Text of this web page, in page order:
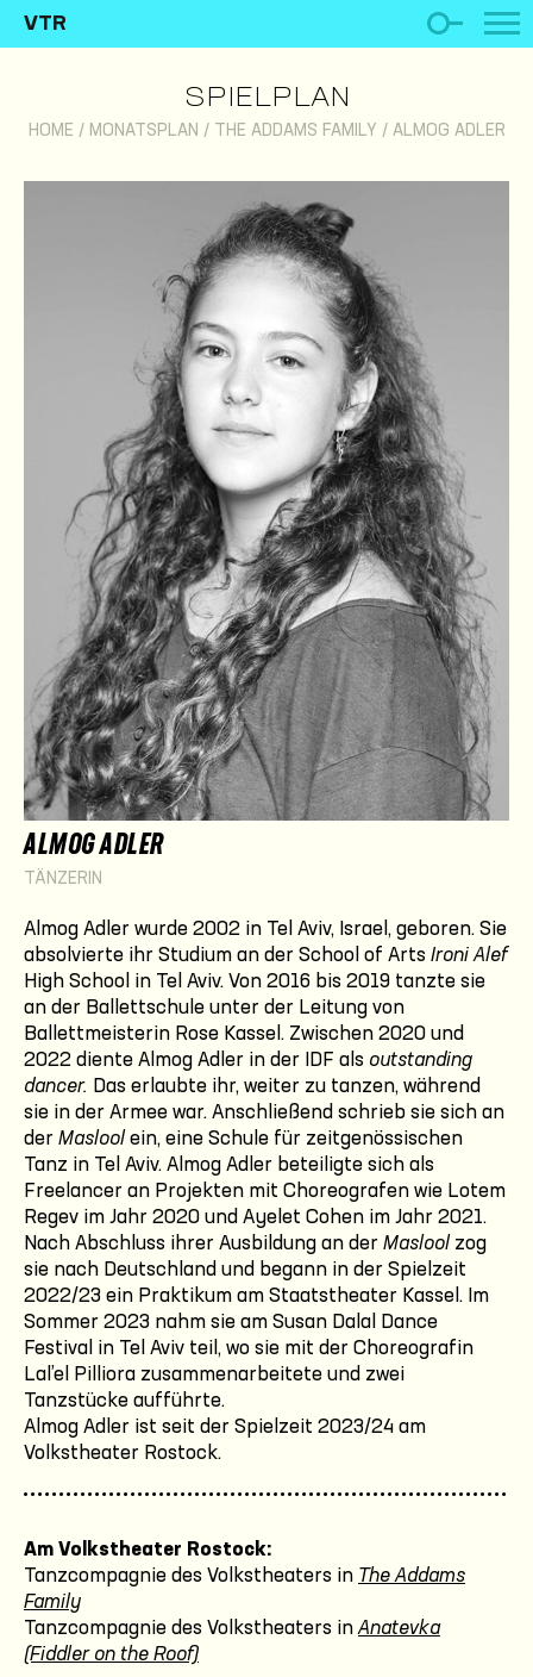
VTR
SPIELPLAN
HOME / MONATSPLAN / THE ADDAMS FAMILY / ALMOG ADLER
ALMOG ADLER
TÄNZERIN
Almog Adler wurde 2002 in Tel Aviv, Israel, geboren. Sie
absolvierte ihr Studium an der School of Arts Ironi Alef
High School in Tel Aviv. Von 2016 bis 2019 tanzte sie
an der Ballettschule unter der Leitung von
Ballettmeisterin Rose Kassel. Zwischen 2020 und
2022 diente Almog Adler in der IDF als outstanding
dancer. Das erlaubte ihr, weiter zu tanzen, während
sie in der Armee war. Anschließend schrieb sie sich an
der Maslool ein, eine Schule für zeitgenössischen
Tanz in Tel Aviv. Almog Adler beteiligte sich als
Freelancer an Projekten mit Choreografen wie Lotem
Regev im Jahr 2020 und Ayelet Cohen im Jahr 2021.
Nach Abschluss ihrer Ausbildung an der Maslool zog
sie nach Deutschland und begann in der Spielzeit
2022/23 ein Praktikum am Staatstheater Kassel. Im
Sommer 2023 nahm sie am Susan Dalal Dance
Festival in Tel Aviv teil, wo sie mit der Choreografin
Lal’el Pilliora zusammenarbeitete und zwei
Tanzstücke aufführte.
Almog Adler ist seit der Spielzeit 2023/24 am
Volkstheater Rostock.
Am Volkstheater Rostock:
Tanzcompagnie des Volkstheaters in The Addams
Family
Tanzcompagnie des Volkstheaters in Anatevka
(Fiddler on the Roof)